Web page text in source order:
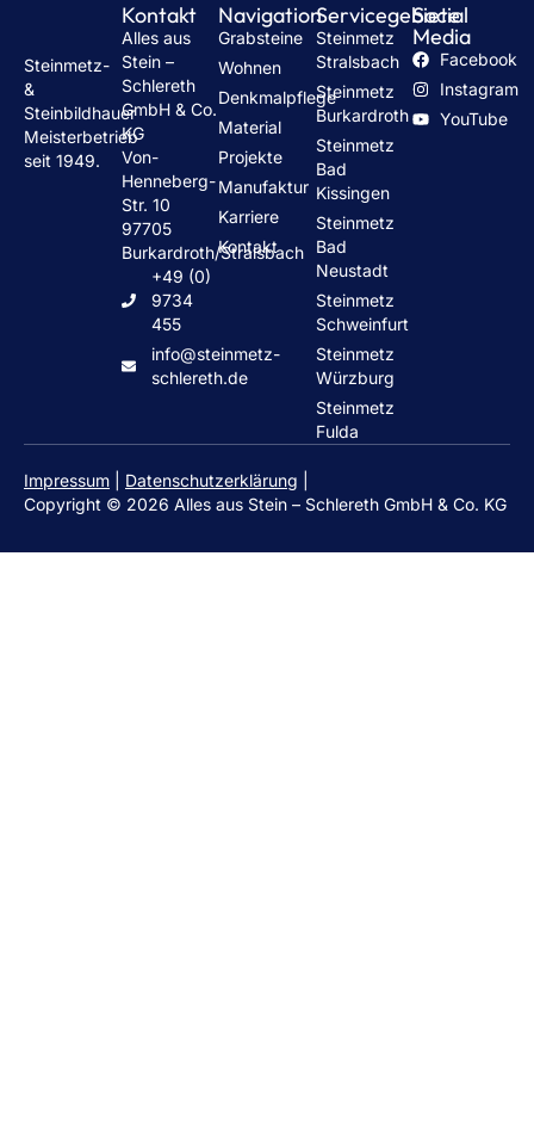
Steinmetz-
&
Steinbildhauer
Meisterbetrieb
seit 1949.
Kontakt
Alles aus
Stein –
Schlereth
GmbH & Co.
KG
Von-
Henneberg-
Str. 10
97705
Burkardroth/Stralsbach
+49 (0)
9734
455
info@steinmetz-
schlereth.de
Navigation
Grabsteine
Wohnen
Denkmalpflege
Material
Projekte
Manufaktur
Karriere
Kontakt
Servicegebiete
Steinmetz
Stralsbach
Steinmetz
Burkardroth
Steinmetz
Bad
Kissingen
Steinmetz
Bad
Neustadt
Steinmetz
Schweinfurt
Steinmetz
Würzburg
Steinmetz
Fulda
Social
Media
Facebook
Instagram
YouTube
Copyright © 2026 Alles aus Stein – Schlereth GmbH & Co. KG
Impressum Datenschutzerklärung